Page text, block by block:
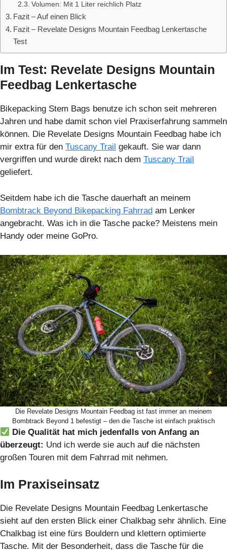
Volumen: Mit 1 Liter reichlich Platz
Fazit – Auf einen Blick
Fazit – Revelate Designs Mountain Feedbag Lenkertasche
Test
Im Test: Revelate Designs Mountain
Feedbag Lenkertasche
Bikepacking Stem Bags benutze ich schon seit mehreren
Jahren und habe damit schon viel Praxiserfahrung sammeln
können. Die Revelate Designs Mountain Feedbag habe ich
mir extra für den Tuscany Trail gekauft. Sie war dann
vergriffen und wurde direkt nach dem Tuscany Trail
geliefert.
Seitdem habe ich die Tasche dauerhaft an meinem
Bombtrack Beyond Bikepacking Fahrrad am Lenker
angebracht. Was ich in die Tasche packe? Meistens mein
Handy oder meine GoPro.
Die Revelate Designs Mountain Feedbag ist fast immer an meinem
Bombtrack Beyond 1 befestigt – den die Tasche ist einfach praktisch
Die Qualität hat mich jedenfalls von Anfang an
überzeugt: Und ich werde sie auch auf die nächsten
großen Touren mit dem Fahrrad mit nehmen.
Im Praxiseinsatz
Die Revelate Designs Mountain Feedbag Lenkertasche
sieht auf den ersten Blick einer Chalkbag sehr ähnlich. Eine
Chalkbag ist eine fürs Bouldern und klettern optimierte
Tasche. Mit der Besonderheit, dass die Tasche für die